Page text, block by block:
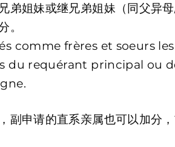
弟姐妹或继兄弟姐妹（同父异
。
comme frères et soeurs
du requérant principal ou
副申请的直系亲属也可以加分